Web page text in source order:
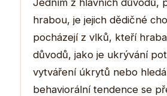
hrabou, je jejich dědičné
pocházejí z vlků, kteří
důvodů, jako je ukrývání
vytváření úkrytů nebo
behaviorální tendence se